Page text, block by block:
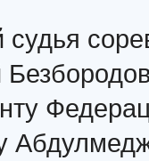
судья